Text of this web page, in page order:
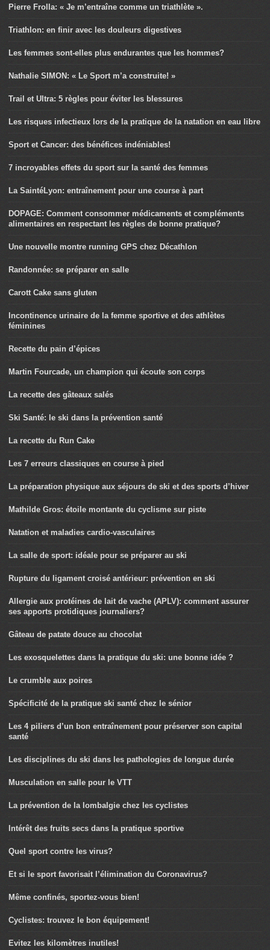
Pierre Frolla: « Je m’entraîne comme un triathlète ».
Triathlon: en finir avec les douleurs digestives
Les femmes sont-elles plus endurantes que les hommes?
Nathalie SIMON: « Le Sport m’a construite! »
Trail et Ultra: 5 règles pour éviter les blessures
Les risques infectieux lors de la pratique de la natation en eau libre
Sport et Cancer: des bénéfices indéniables!
7 incroyables effets du sport sur la santé des femmes
La SaintéLyon: entraînement pour une course à part
DOPAGE: Comment consommer médicaments et compléments
alimentaires en respectant les règles de bonne pratique?
Une nouvelle montre running GPS chez Décathlon
Randonnée: se préparer en salle
Carott Cake sans gluten
Incontinence urinaire de la femme sportive et des athlètes
féminines
Recette du pain d’épices
Martin Fourcade, un champion qui écoute son corps
La recette des gâteaux salés
Ski Santé: le ski dans la prévention santé
La recette du Run Cake
Les 7 erreurs classiques en course à pied
La préparation physique aux séjours de ski et des sports d’hiver
Mathilde Gros: étoile montante du cyclisme sur piste
Natation et maladies cardio-vasculaires
La salle de sport: idéale pour se préparer au ski
Rupture du ligament croisé antérieur: prévention en ski
Allergie aux protéines de lait de vache (APLV): comment assurer
ses apports protidiques journaliers?
Gâteau de patate douce au chocolat
Les exosquelettes dans la pratique du ski: une bonne idée ?
Le crumble aux poires
Spécificité de la pratique ski santé chez le sénior
Les 4 piliers d’un bon entraînement pour préserver son capital
santé
Les disciplines du ski dans les pathologies de longue durée
Musculation en salle pour le VTT
La prévention de la lombalgie chez les cyclistes
Intérêt des fruits secs dans la pratique sportive
Quel sport contre les virus?
Et si le sport favorisait l’élimination du Coronavirus?
Même confinés, sportez-vous bien!
Cyclistes: trouvez le bon équipement!
Evitez les kilomètres inutiles!